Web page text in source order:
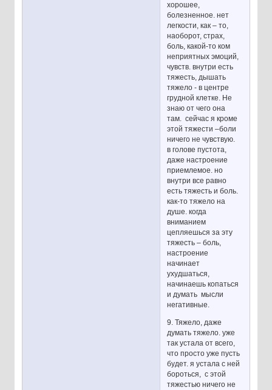
хорошее,
болезненное. нет
легкости, как – то,
наоборот, страх,
боль, какой-то ком
неприятных эмоций,
чувств. внутри есть
тяжесть, дышать
тяжело - в центре
грудной клетке. Не
знаю от чего она
там. сейчас я кроме
этой тяжести –боли
ничего не чувствую.
в голове пустота,
даже настроение
приемлемое. но
внутри все равно
есть тяжесть и боль.
как-то тяжело на
душе. когда
вниманием
цепляешься за эту
тяжесть – боль,
настроение
начинает
ухудшаться,
начинаешь копаться
и думать мысли
негативные.
9. Тяжело, даже
думать тяжело. уже
так устала от всего,
что просто уже пусть
будет. я устала с ней
бороться, с этой
тяжестью ничего не